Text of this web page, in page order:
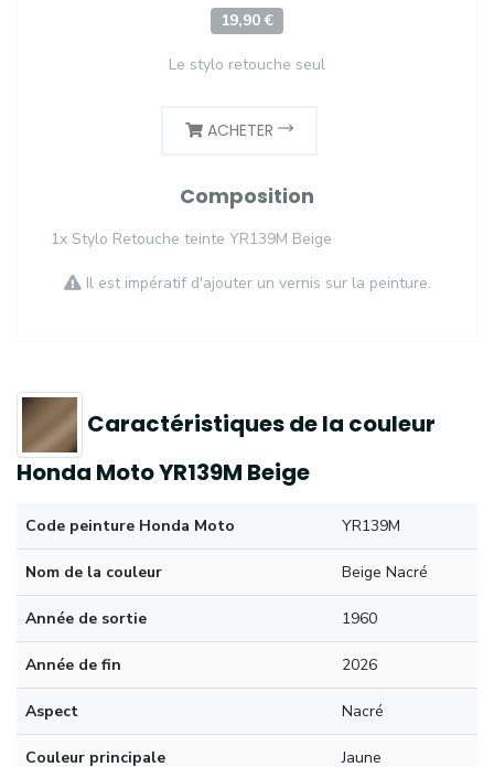
19,90 €
Le stylo retouche seul
ACHETER
Composition
1x Stylo Retouche teinte YR139M Beige
Il est impératif d'ajouter un vernis sur la peinture.
Caractéristiques de la couleur
Honda Moto YR139M Beige
Code peinture Honda Moto YR139M
Nom de la couleur Beige Nacré
Année de sortie 1960
Année de fin 2026
Aspect Nacré
Couleur principale Jaune